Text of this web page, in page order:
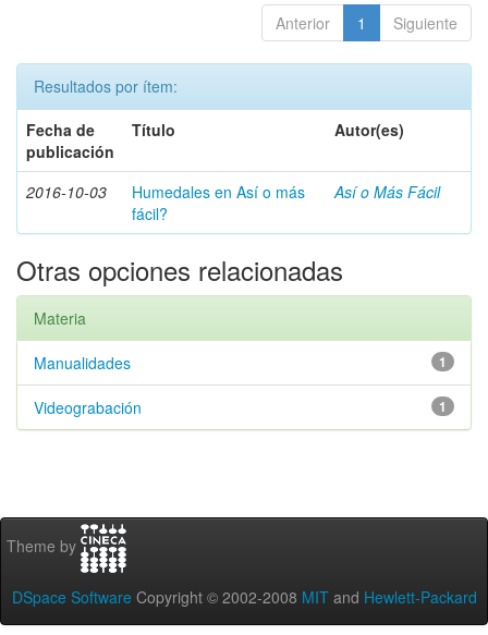
Anterior 1 Siguiente
Resultados por ítem:
Fecha de
publicación
Título Autor(es)
2016-10-03
Humedales en Así o más
fácil?
Así o Más Fácil
Otras opciones relacionadas
Materia
1
Manualidades
1
Videograbación
Theme by
DSpace Software Copyright © 2002-2008 MIT and Hewlett-Packard